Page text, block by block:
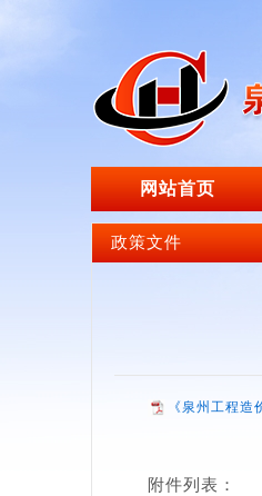
网站首页
政策文件
《泉州工程
附件列表：